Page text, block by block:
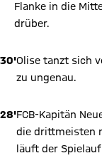
Flanke in die
drüber.
30'Olise tanzt sich
zu ungenau.
28'FCB-Kapitän
die drittmeisten
läuft der